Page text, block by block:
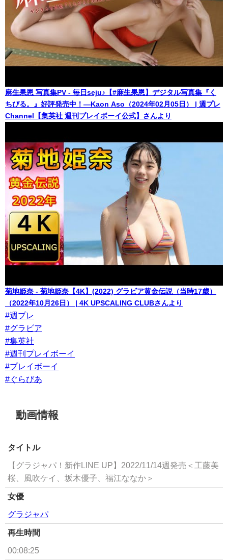
麻生果恩 写真集PV - 毎日seju♪【#麻生果恩】デジタル写真集『く
ちびる。』好評発売中！―Kaon Aso（2024年02月05日） | 週プレ
Channel【集英社 週刊プレイボーイ公式】さんより
菊地姫奈 - 菊地姫奈【4K】(2022) グラビア黄金伝説（当時17歳）
（2022年10月26日） | 4K UPSCALING CLUBさんより
#週プレ
#グラビア
#集英社
#週刊プレイボーイ
#プレイボーイ
#ぐらびあ
動画情報
タイトル
【グラジャパ！新作LINE UP】2022/11/14週発売＜工藤美
桜、風吹ケイ、坂木優子、福江ななか＞
女優
グラジャパ
再生時間
00:08:25